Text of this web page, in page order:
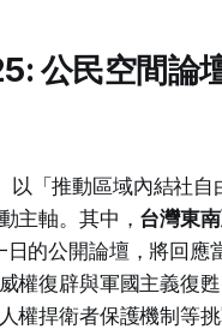
公民空間論壇
以「推動區域內結社
主軸。其中， 台灣東
日的公開論壇，將回應
權復辟與軍國主義復
權捍衛者保護機制等